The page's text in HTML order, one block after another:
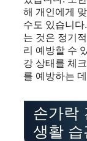
해 개인에게
수도 있습니
는 것은 정기
리 예방할 수
강 상태를 체
를 예방하는
손가락
생활 습